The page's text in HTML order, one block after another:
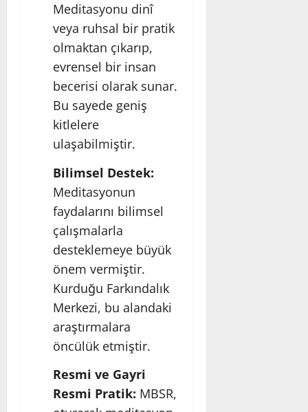
Meditasyonu dinî
veya ruhsal bir pratik
olmaktan çıkarıp,
evrensel bir insan
becerisi olarak sunar.
Bu sayede geniş
kitlelere
ulaşabilmiştir.
Bilimsel Destek:
Meditasyonun
faydalarını bilimsel
çalışmalarla
desteklemeye büyük
önem vermiştir.
Kurduğu Farkındalık
Merkezi, bu alandaki
araştırmalara
öncülük etmiştir.
Resmi ve Gayri
Resmi Pratik: MBSR,